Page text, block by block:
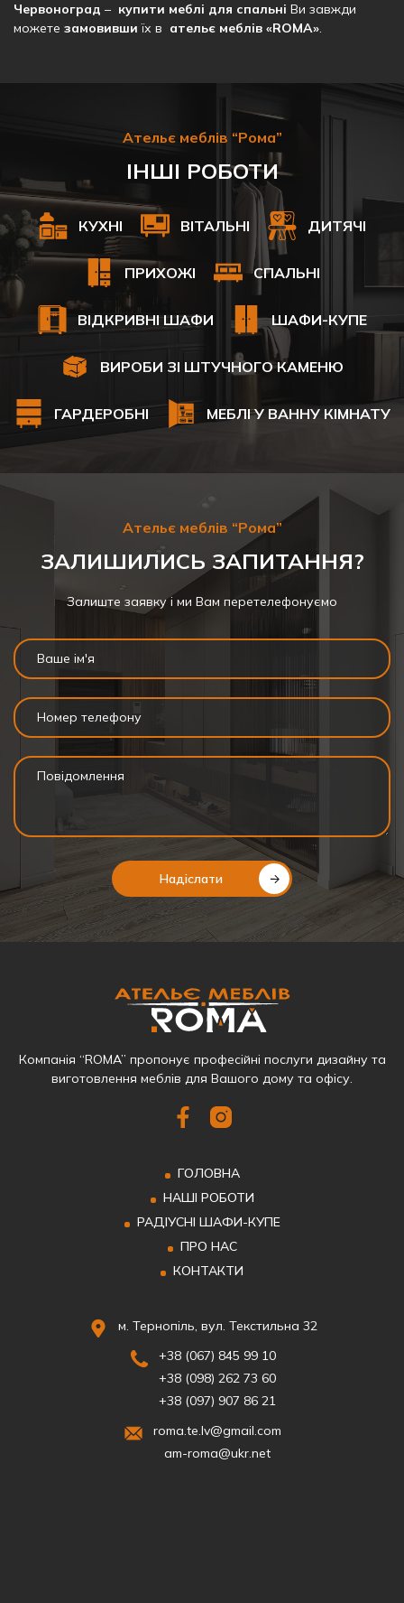
Червоноград – купити меблі для спальні Ви завжди
можете замовившиїх в ательє меблів «ROMA».
Ательє меблів “Рома”
ІНШІ РОБОТИ
КУХНІ ВІТАЛЬНІ ДИТЯЧІ
ПРИХОЖІ СПАЛЬНІ
ВІДКРИВНІ ШАФИ ШАФИ-КУПЕ
ВИРОБИ ЗІ ШТУЧНОГО КАМЕНЮ
ГАРДЕРОБНІ МЕБЛІ У ВАННУ КІМНАТУ
Ательє меблів “Рома”
ЗАЛИШИЛИСЬ ЗАПИТАННЯ?
Залиште заявку і ми Вам перетелефонуємо
Надіслати
Компанія “ROMA” пропонує професійні послуги дизайну та
виготовлення меблів для Вашого дому та офісу.
ГОЛОВНА
НАШІ РОБОТИ
РАДІУСНІ ШАФИ-КУПЕ
ПРО НАС
КОНТАКТИ
м. Тернопіль, вул. Текстильна 32
+38 (067) 845 99 10
+38 (098) 262 73 60
+38 (097) 907 86 21
roma.te.lv@gmail.com
am-roma@ukr.net